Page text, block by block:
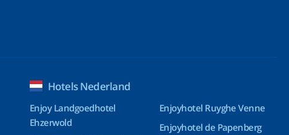
Hotels Nederland
Enjoy Landgoedhotel
Ehzerwold
Enjoyhotel Ruyghe Venne
Enjoyhotel de Papenberg